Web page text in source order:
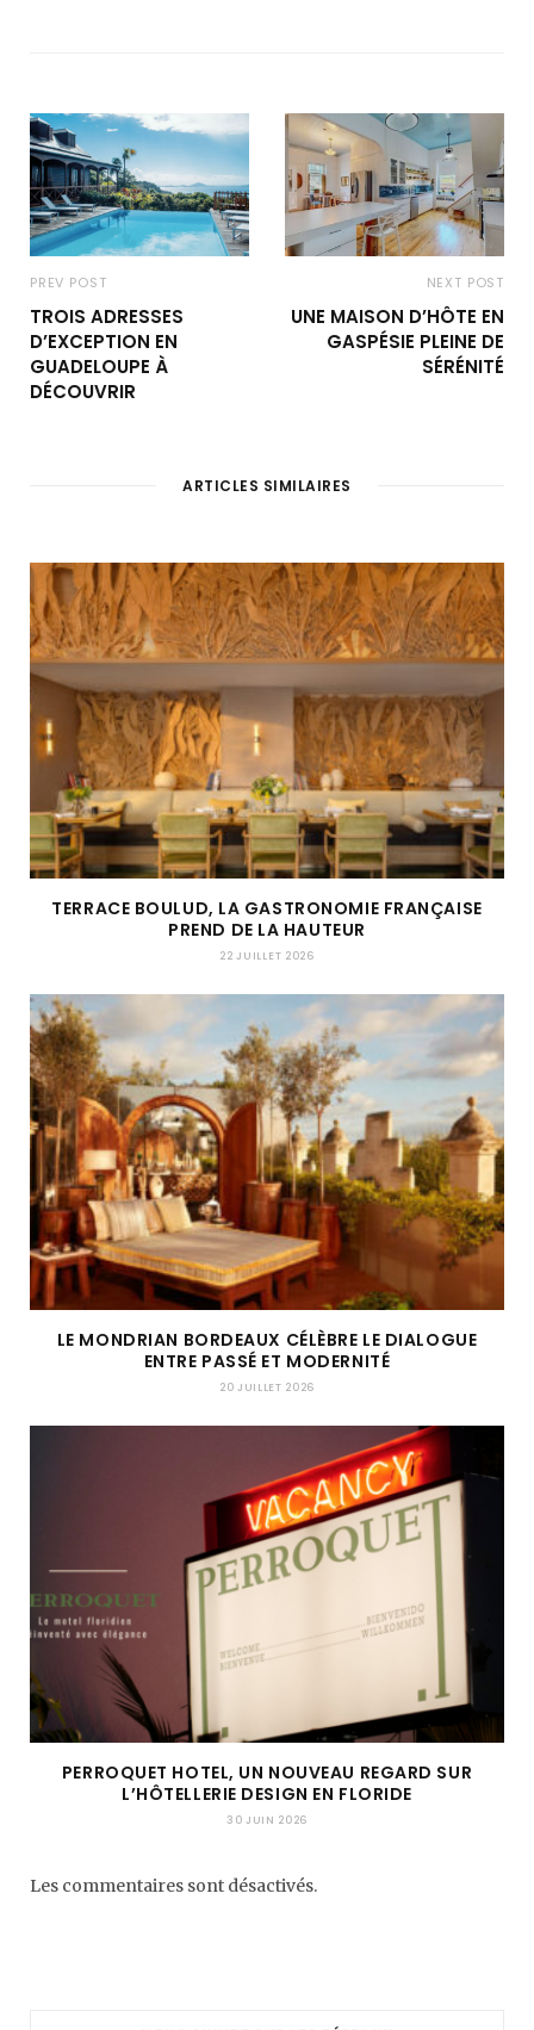
PREV POST
TROIS ADRESSES
D’EXCEPTION EN
GUADELOUPE À
DÉCOUVRIR
NEXT POST
UNE MAISON D’HÔTE EN
GASPÉSIE PLEINE DE
SÉRÉNITÉ
ARTICLES SIMILAIRES
TERRACE BOULUD, LA GASTRONOMIE FRANÇAISE
PREND DE LA HAUTEUR
22 JUILLET 2026
LE MONDRIAN BORDEAUX CÉLÈBRE LE DIALOGUE
ENTRE PASSÉ ET MODERNITÉ
20 JUILLET 2026
PERROQUET HOTEL, UN NOUVEAU REGARD SUR
L’HÔTELLERIE DESIGN EN FLORIDE
30 JUIN 2026
Les commentaires sont désactivés.